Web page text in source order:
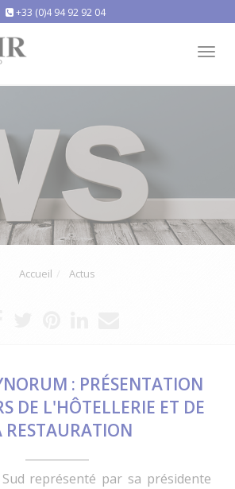
+33 (0)4 94 92 92 04
Accueil Actus
: PRÉSENTATION
DE L'HÔTELLERIE ET DE
RESTAURATION
Sud représenté par sa présidente